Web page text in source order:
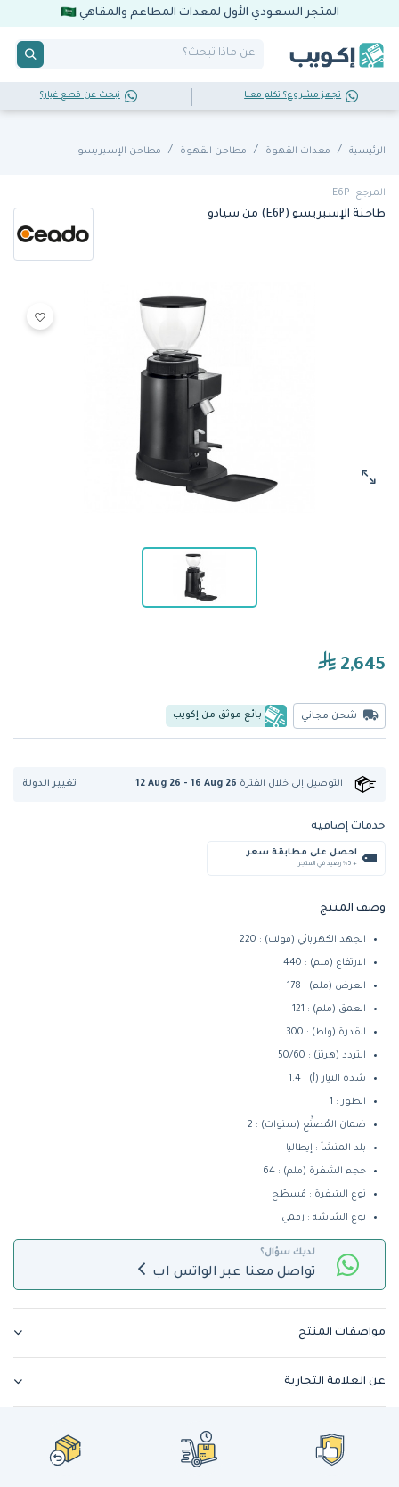
المتجر السعودي الأول لمعدات المطاعم والمقاهي
تجهز مشروع؟ تكلم معنا تبحث عن قطع غيار؟
الرئيسية معدات القهوة مطاحن القهوة مطاحن الإسبريسو
المرجع: E6P
طاحنة الإسبريسو (E6P) من سيادو
2,645
شحن مجاني بائع موثق من إكويب
التوصيل إلى خلال الفترة 12 Aug 26 - 16 Aug 26 تغيير الدولة
خدمات إضافية
احصل على مطابقة سعر
+ %5 رصيد في المتجر
وصف المنتج
الجهد الكهربائي (فولت) : 220
الارتفاع (ملم) : 440
العرض (ملم) : 178
العمق (ملم) : 121
القدرة (واط) : 300
التردد (هرتز) : 50/60
شدة التيار (أ) : 1.4
الطور : 1
ضمان المُصنِّع (سنوات) : 2
بلد المنشأ : إيطاليا
حجم الشفرة (ملم) : 64
نوع الشفرة : مُسطّح
نوع الشاشة : رقمي
لديك سؤال؟
تواصل معنا عبر الواتس اب
مواصفات المنتج
عن العلامة التجارية